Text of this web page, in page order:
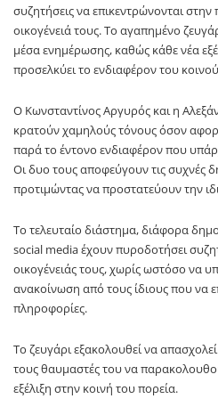
συζητήσεις να επικεντρώνονται
οικογένειά τους. Το αγαπημένο
μέσα ενημέρωσης, καθώς κάθε νέα
προσελκύει το ενδιαφέρον του
Ο Κωνσταντίνος Αργυρός και η
κρατούν χαμηλούς τόνους όσον
παρά το έντονο ενδιαφέρον που
Οι δυο τους αποφεύγουν τις συχνές
προτιμώντας να προστατεύουν την
Το τελευταίο διάστημα, διάφορα
social media έχουν πυροδοτήσει
οικογένειάς τους, χωρίς ωστόσο να
ανακοίνωση από τους ίδιους που να
πληροφορίες.
Το ζευγάρι εξακολουθεί να
τους θαυμαστές του να
εξέλιξη στην κοινή του πορεία.